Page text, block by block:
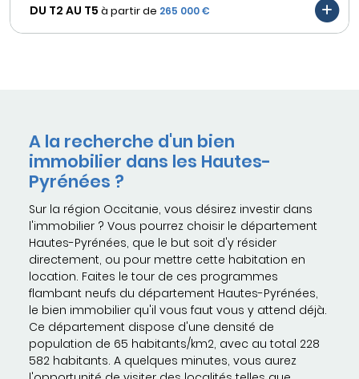
DU T2 AU T5 à partir de 265 000 €
A la recherche d'un bien
immobilier dans les Hautes-
Pyrénées ?
Sur la région Occitanie, vous désirez investir dans
l'immobilier ? Vous pourrez choisir le département
Hautes-Pyrénées, que le but soit d'y résider
directement, ou pour mettre cette habitation en
location. Faites le tour de ces programmes
flambant neufs du département Hautes-Pyrénées,
le bien immobilier qu'il vous faut vous y attend déjà.
Ce département dispose d'une densité de
population de 65 habitants/km2, avec au total 228
582 habitants. A quelques minutes, vous aurez